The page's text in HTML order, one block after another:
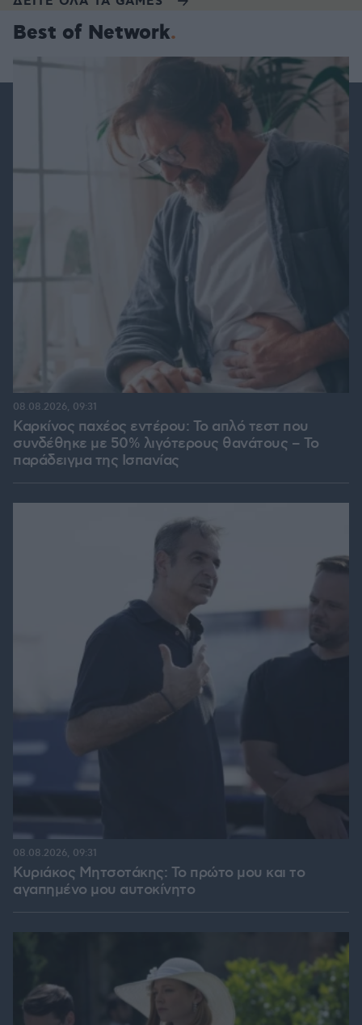
Best of Network
Καρκίνος παχέος εντέρου: Το απλό τεστ που
συνδέθηκε με 50% λιγότερους θανάτους – Το
παράδειγμα της Ισπανίας
08.08.2026, 09:31
Κυριάκος Μητσοτάκης: Το πρώτο μου και το
αγαπημένο μου αυτοκίνητο
08.08.2026, 09:31